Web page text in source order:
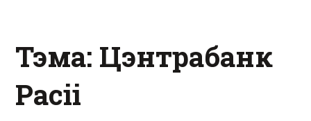
Тэма: Цэнтрабанк
Расіі